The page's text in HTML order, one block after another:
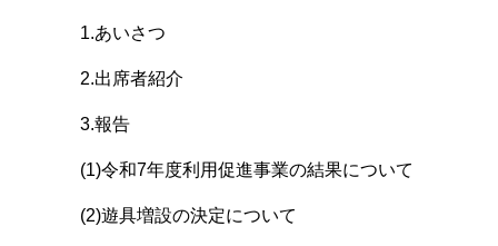
1.あいさつ
2.出席者紹介
3.報告
(1)令和7年度利用促進事業の結果について
(2)遊具増設の決定について